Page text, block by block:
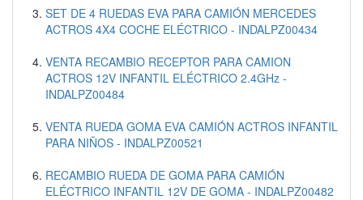
SET DE 4 RUEDAS EVA PARA CAMIÓN MERCEDES
ACTROS 4X4 COCHE ELÉCTRICO - INDALPZ00434
VENTA RECAMBIO RECEPTOR PARA CAMION
ACTROS 12V INFANTIL ELÉCTRICO 2.4GHz -
INDALPZ00484
VENTA RUEDA GOMA EVA CAMIÓN ACTROS INFANTIL
PARA NIÑOS - INDALPZ00521
RECAMBIO RUEDA DE GOMA PARA CAMIÓN
ELÉCTRICO INFANTIL 12V DE GOMA - INDALPZ00482